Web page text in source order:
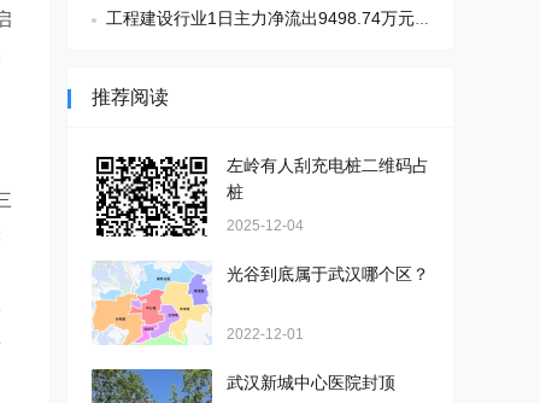
工程建设行业1日主力净流出9498.74万元，高新发展、东湖高新居前
推荐阅读
左岭有人刮充电桩二维码占
桩
2025-12-04
光谷到底属于武汉哪个区？
2022-12-01
武汉新城中心医院封顶